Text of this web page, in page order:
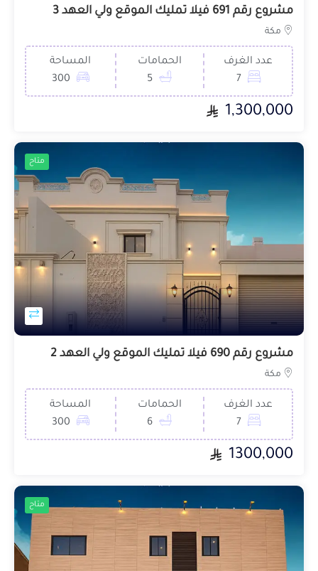
مشروع رقم 691 فيلا تمليك الموقع ولي العهد 3
مكة
عدد الغرف
7
الحمامات
5
المساحة
300
1,300,000
متاح
مشروع رقم 690 فيلا تمليك الموقع ولي العهد 2
مكة
عدد الغرف
7
الحمامات
6
المساحة
300
1300,000
متاح